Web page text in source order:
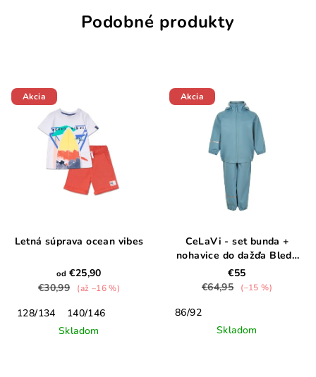
Podobné produkty
Akcia
Letná súprava ocean vibes
od €25,90
€30,99
(až –16 %)
128/134
140/146
Skladom
Akcia
CeLaVi - set bunda +
nohavice do dažďa Bledo
modrá
€55
€64,95
(–15 %)
86/92
Skladom